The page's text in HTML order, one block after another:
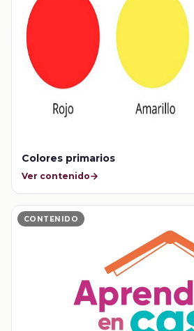
Colores primarios
Ver contenido
CONTENIDO